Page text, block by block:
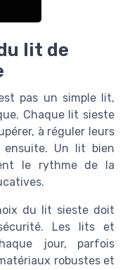
lit de
pas un simple lit,
Chaque lit sieste
à réguler leurs
ensuite. Un lit bien
le rythme de la
du lit sieste doit
Les lits et
jour, parfois
robustes et